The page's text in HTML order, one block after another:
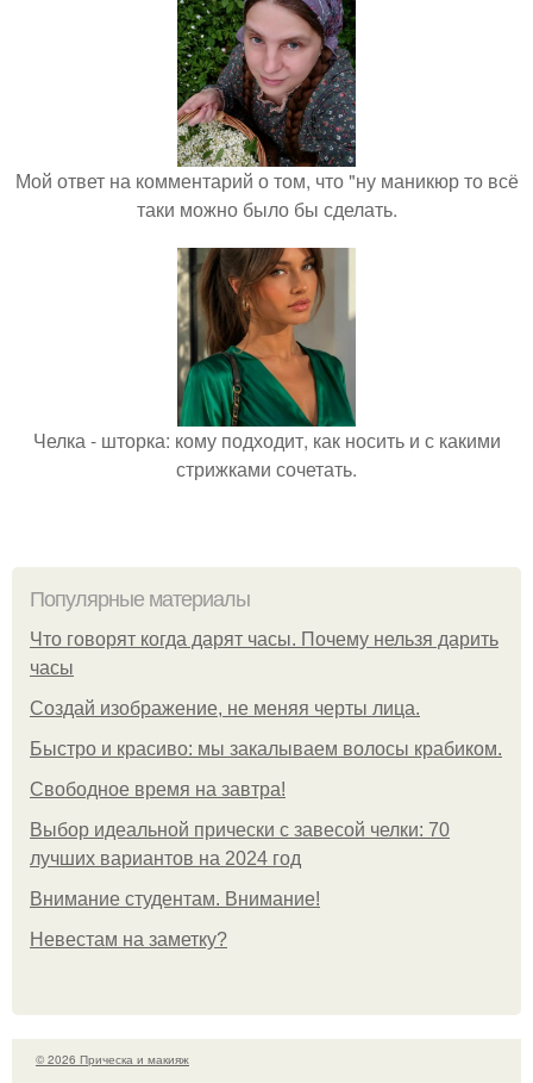
Мой ответ на комментарий о том, что "ну маникюр то всё
таки можно было бы сделать.
Челка - шторка: кому подходит, как носить и с какими
стрижками сочетать.
Популярные материалы
Что говорят когда дарят часы. Почему нельзя дарить
часы
Создай изображение, не меняя черты лица.
Быстро и красиво: мы закалываем волосы крабиком.
Свободное время на завтра!
Выбор идеальной прически с завесой челки: 70
лучших вариантов на 2024 год
Внимание студентам. Внимание!
Невестам на заметку?
© 2026 Прическа и макияж